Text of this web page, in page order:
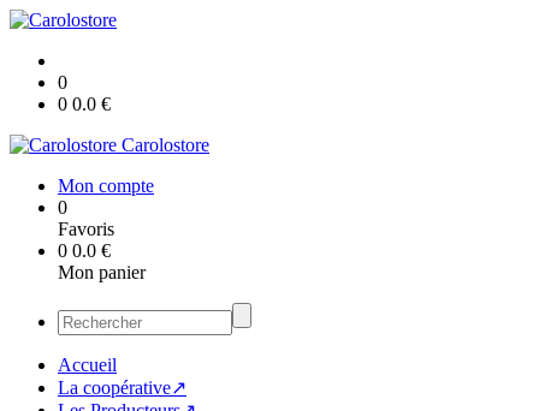
0
0 0.0 €
Carolostore
Mon compte
0
Favoris
0 0.0 €
Mon panier
Accueil
La coopérative↗